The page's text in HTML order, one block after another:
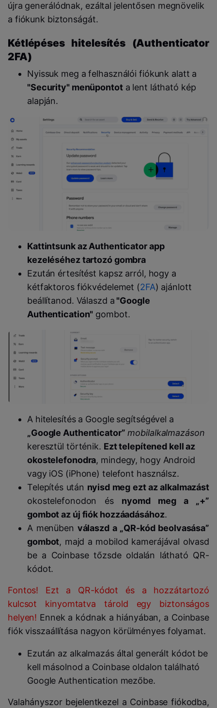
újra generálódnak, ezáltal jelentősen megnövelik
a fiókunk biztonságát.
Kétlépéses hitelesítés (Authenticator
2FA)
Nyissuk meg a felhasználói fiókunk alatt a
"Security" menüpontota lent látható kép
alapján.
Kattintsunk az Authenticator app
kezeléséhez tartozó gombra
Ezután értesítést kapsz arról, hogy a
kétfaktoros fiókvédelemet (2FA) ajánlott
beállítanod. Válaszd a "Google
Authentication" gombot.
A hitelesítés a Google segítségével a
„Google Authenticator” mobilalkalmazáson
keresztül történik. Ezt telepítened kell az
okostelefonodra, mindegy, hogy Android
vagy iOS (iPhone) telefont használsz.
Telepítés után nyisd meg ezt az alkalmazást
okostelefonodon és nyomd meg a „+”
gombot az új fiók hozzáadásához.
A menüben válaszd a „QR-kód beolvasása”
gombot, majd a mobilod kamerájával olvasd
be a Coinbase tőzsde oldalán látható QR-
kódot.
Fontos! Ezt a QR-kódot és a hozzátartozó
kulcsot kinyomtatva tárold egy biztonságos
helyen! Ennek a kódnak a hiányában, a Coinbase
fiók visszaállítása nagyon körülményes folyamat.
Ezután az alkalmazás által generált kódot be
kell másolnod a Coinbase oldalon található
Google Authentication mezőbe.
Valahányszor bejelentkezel a Coinbase fiókodba,